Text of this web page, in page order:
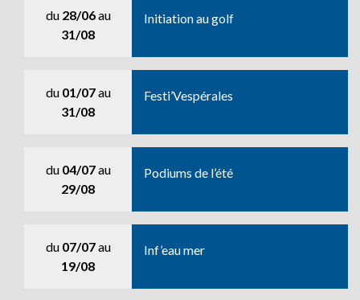
du 28/06au
31/08
Initiation au golf
du 01/07au
31/08
Festi’Vespérales
du 04/07au
29/08
Podiums de l’été
du 07/07au
19/08
Inf’eau mer